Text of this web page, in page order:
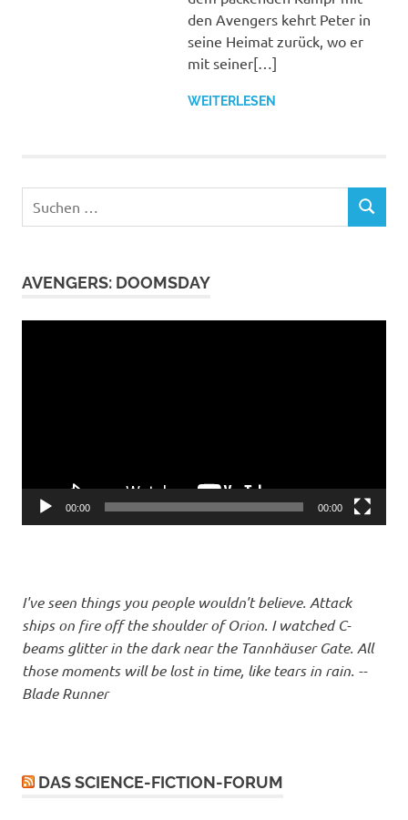
den Avengers kehrt Peter in
seine Heimat zurück, wo er
mit seiner[…]
WEITERLESEN
Suchen
SUCHEN
AVENGERS: DOOMSDAY
00:00 00:00
I've seen things you people wouldn't believe. Attack
ships on fire off the shoulder of Orion. I watched C-
beams glitter in the dark near the Tannhäuser Gate. All
those moments will be lost in time, like tears in rain. --
Blade Runner
DAS SCIENCE-FICTION-FORUM